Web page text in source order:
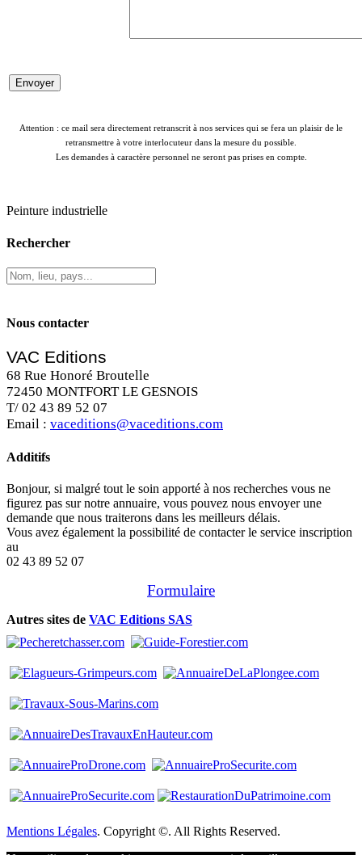
Attention : ce mail sera directement retranscrit à nos services qui se fera un plaisir de le
retransmettre à votre interlocuteur dans la mesure du possible.
Les demandes à caractère personnel ne seront pas prises en compte.
Peinture industrielle
Rechercher
Nous contacter
VAC Editions
68 Rue Honoré Broutelle
72450 MONTFORT LE GESNOIS
T/ 02 43 89 52 07
Email : vaceditions@vaceditions.com
Additifs
Bonjour, si malgré tout le soin apporté à nos recherches vous ne
figurez pas sur notre annuaire, vous pouvez nous envoyer une
demande que nous traiterons dans les meilleurs délais.
Vous avez également la possibilité de contacter le service inscription
au
02 43 89 52 07
Formulaire
Autres sites de VAC Editions SAS
Mentions Légales. Copyright ©. All Rights Reserved.